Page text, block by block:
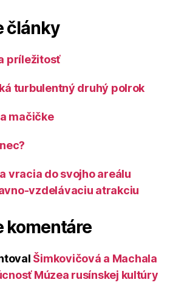
články
príležitosť
turbulentný druhý polrok
mačičke
vracia do svojho areálu
vzdelávaciu atrakciu
komentáre
Šimkovičová a Machala
Múzea rusínskej kultúry